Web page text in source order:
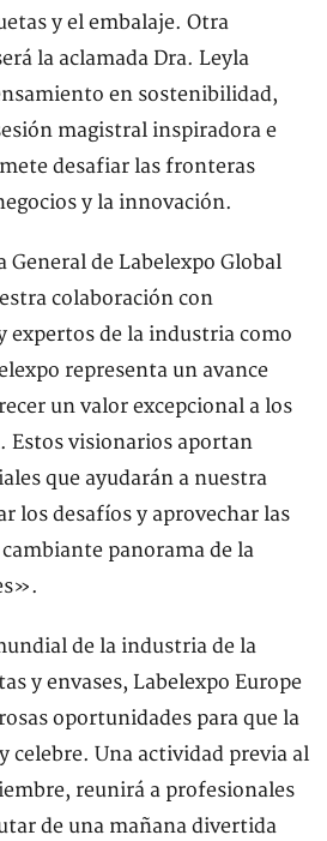
y el embalaje. Otra
la aclamada Dra. Leyla
en sostenibilidad,
magistral inspiradora e
desafiar las fronteras
y la innovación.
General de Labelexpo Global
colaboración con
expertos de la industria como
representa un avance
un valor excepcional a los
Estos visionarios aportan
que ayudarán a nuestra
los desafíos y aprovechar las
panorama de la
de la industria de la
y envases, Labelexpo Europe
oportunidades para que la
celebre. Una actividad previa al
reunirá a profesionales
de una mañana divertida